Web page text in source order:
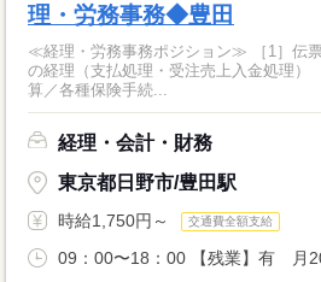
理・労務事務◆豊田
≪経理・労務事務ポジション≫ ［1］伝
の経理（支払処理・受注売上入金処理）
算／各種保険手続...
経理・会計・財務
東京都日野市/豊田駅
時給1,750円～ 交通費全額支給
09：00〜18：00 【残業】有 月